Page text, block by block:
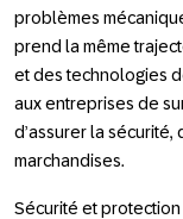
problèmes
prend la même
et des technologies
aux entreprises de
d’assurer la sécurité,
marchandises.
Sécurité et